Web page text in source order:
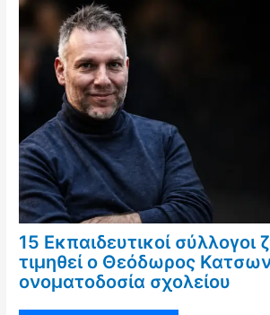
15 Εκπαιδευτικοί σύλλογοι
τιμηθεί ο Θεόδωρος
ονοματοδοσία σχολείου